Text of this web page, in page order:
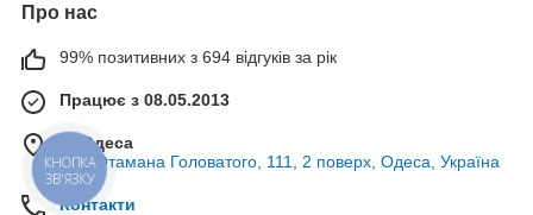
Про нас
99% позитивних з 694 відгуків за рік
Працює з 08.05.2013
м. Одеса
вул. Отамана Головатого, 111, 2 поверх, Одеса, Україна
Контакти
КНОПКА
ЗВ'ЯЗКУ